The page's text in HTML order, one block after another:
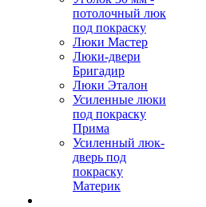
потолочный люк
под покраску
Люки Мастер
Люки-двери
Бригадир
Люки Эталон
Усиленные люки
под покраску
Прима
Усиленный люк-
дверь под
покраску
Материк